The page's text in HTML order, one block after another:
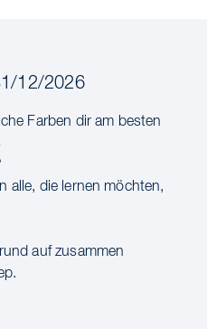
12/2026
Farben dir am besten
alle, die lernen möchten,
auf zusammen